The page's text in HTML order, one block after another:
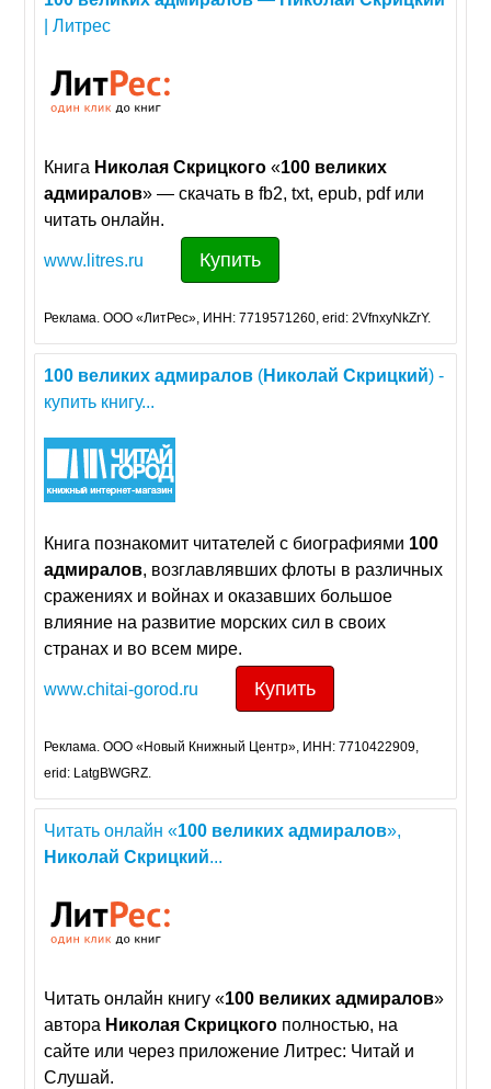
| Литрес
Книга Николая Скрицкого «100 великих
адмиралов» — скачать в fb2, txt, epub, pdf или
читать онлайн.
www.litres.ru Купить
Реклама. ООО «ЛитРес», ИНН: 7719571260, erid: 2VfnxyNkZrY.
100 великих адмиралов (Николай Скрицкий) -
купить книгу...
Книга познакомит читателей с биографиями 100
адмиралов, возглавлявших флоты в различных
сражениях и войнах и оказавших большое
влияние на развитие морских сил в своих
странах и во всем мире.
www.chitai-gorod.ru Купить
Реклама. ООО «Новый Книжный Центр», ИНН: 7710422909,
erid: LatgBWGRZ.
Читать онлайн «100 великих адмиралов»,
Николай Скрицкий...
Читать онлайн книгу «100 великих адмиралов»
автора Николая Скрицкого полностью, на
сайте или через приложение Литрес: Читай и
Слушай.